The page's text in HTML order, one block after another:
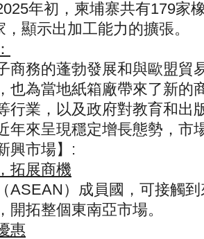
年初，柬埔寨共有179家
顯示出加工能力的擴張。
商務的蓬勃發展和與歐盟貿
也為當地紙箱廠帶來了新的
行業，以及政府對教育和出
年來呈現穩定增長態勢，市
興市場】:
拓展商機
ASEAN）成員國，可接觸
開拓整個東南亞市場。
惠